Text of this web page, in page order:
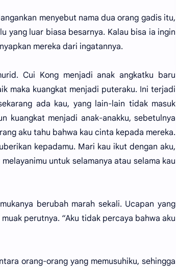
menyebut nama dua orang gadis itu,
yang luar biasa besarnya. Kalau bisa ia ingin
mereka dari ingatannya.
Cui Kong menjadi anak angkatku baru
maka kuangkat menjadi puteraku. Ini terjadi
ada kau, yang lain-lain tidak masuk
kuangkat menjadi anak-anakku, sebetulnya
aku tahu bahwa kau cinta kepada mereka.
kepadamu. Mari kau ikut dengan aku,
untuk selamanya atau selama kau
berubah marah sekali. Ucapan yang
perutnya. “Aku tidak percaya bahwa aku
orang-orang yang memusuhiku, sehingga